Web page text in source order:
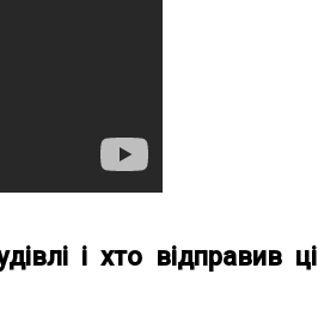
і хто відправив ці